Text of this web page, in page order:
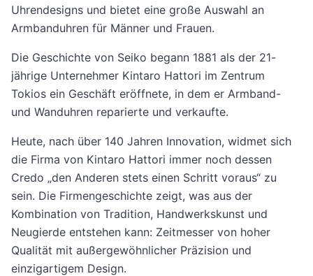
Uhrendesigns und bietet eine große Auswahl an
Armbanduhren für Männer und Frauen.
Die Geschichte von Seiko begann 1881 als der 21-
jährige Unternehmer Kintaro Hattori im Zentrum
Tokios ein Geschäft eröffnete, in dem er Armband-
und Wanduhren reparierte und verkaufte.
Heute, nach über 140 Jahren Innovation, widmet sich
die Firma von Kintaro Hattori immer noch dessen
Credo „den Anderen stets einen Schritt voraus“ zu
sein. Die Firmengeschichte zeigt, was aus der
Kombination von Tradition, Handwerkskunst und
Neugierde entstehen kann: Zeitmesser von hoher
Qualität mit außergewöhnlicher Präzision und
einzigartigem Design.